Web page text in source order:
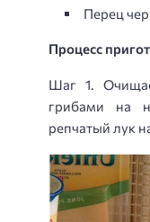
Перец
Процесс
Шаг 1.
грибами на
репчатый лук